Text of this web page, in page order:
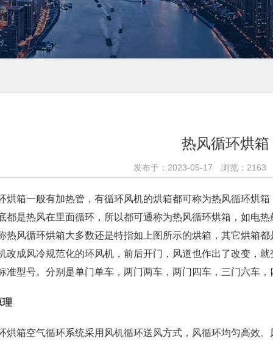
热风循环烘箱
发布于：2023-05-17 浏览：2163
烘箱一般有加热管，有循环风机的烘箱都可称为热风循环烘
都是热风在里面循环，所以都可通称为热风循环烘箱，如电
热风循环烘箱大多数还是特指如上图所示的烘箱，其它烘箱
改成风冷规范化的环风机，前后开门，风道也作出了改变，
准型号。分别是单门单车，两门两车，两门四车，三门六车，
理
烘箱空气循环系统采用风机循环送风方式，风循环均匀高效